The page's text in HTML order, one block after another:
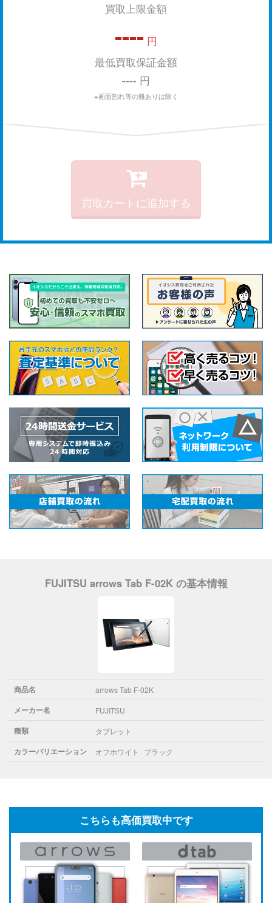
買取上限金額
---- 円
最低買取保証金額
---- 円
※画面割れ等の難ありは除く
買取カートに追加する
FUJITSU arrows Tab F-02K の基本情報
商品名 arrows Tab F-02K
メーカー名 FUJITSU
種類 タブレット
カラーバリエーション オフホワイト ブラック
こちらも高価買取中です